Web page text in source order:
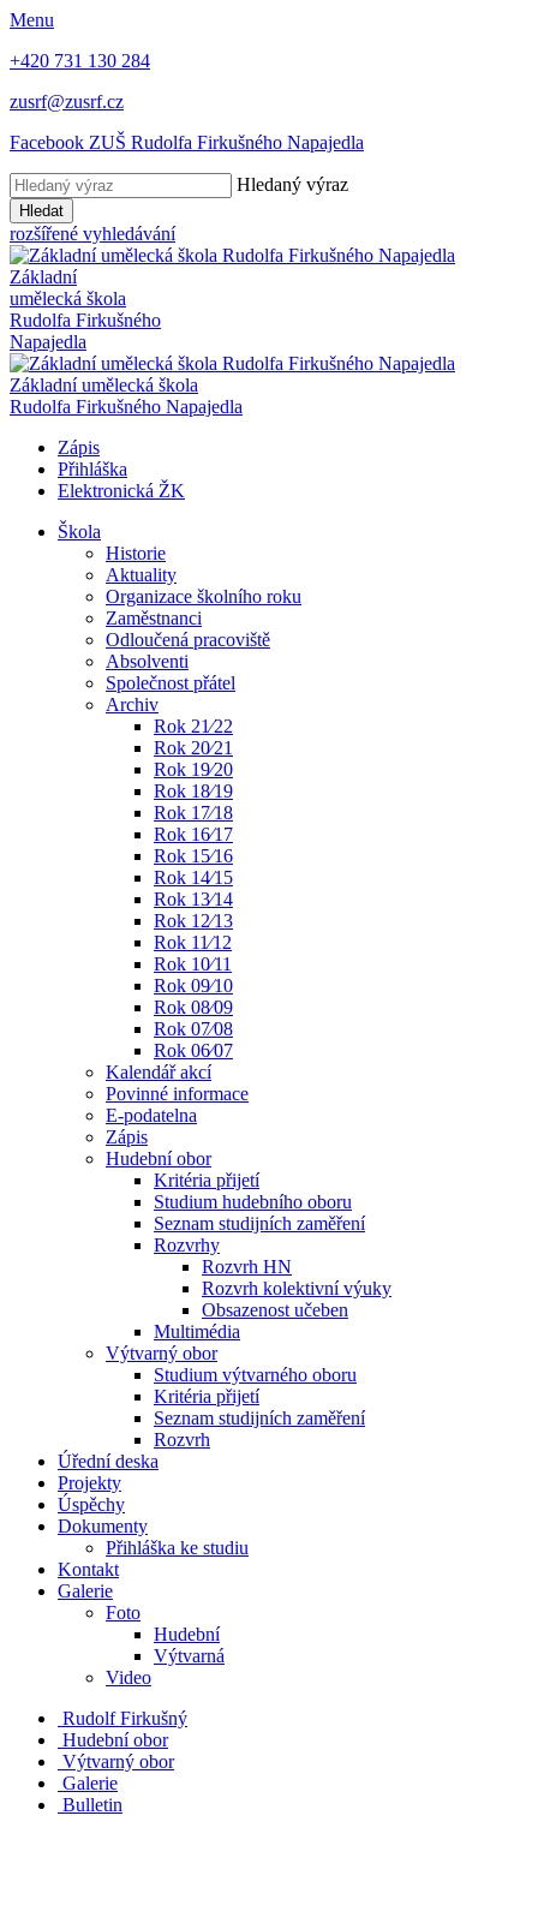
Menu
+420 731 130 284
zusrf@zusrf.cz
Facebook ZUŠ Rudolfa Firkušného Napajedla
Hledaný výraz
Hledat
rozšířené vyhledávání
Základní
umělecká škola
Rudolfa Firkušného
Napajedla
Základní umělecká škola
Rudolfa Firkušného Napajedla
Zápis
Přihláška
Elektronická ŽK
Škola
Historie
Aktuality
Organizace školního roku
Zaměstnanci
Odloučená pracoviště
Absolventi
Společnost přátel
Archiv
Rok 21⁄22
Rok 20⁄21
Rok 19⁄20
Rok 18⁄19
Rok 17⁄18
Rok 16⁄17
Rok 15⁄16
Rok 14⁄15
Rok 13⁄14
Rok 12⁄13
Rok 11⁄12
Rok 10⁄11
Rok 09⁄10
Rok 08⁄09
Rok 07⁄08
Rok 06⁄07
Kalendář akcí
Povinné informace
E-podatelna
Zápis
Hudební obor
Kritéria přijetí
Studium hudebního oboru
Seznam studijních zaměření
Rozvrhy
Rozvrh HN
Rozvrh kolektivní výuky
Obsazenost učeben
Multimédia
Výtvarný obor
Studium výtvarného oboru
Kritéria přijetí
Seznam studijních zaměření
Rozvrh
Úřední deska
Projekty
Úspěchy
Dokumenty
Přihláška ke studiu
Kontakt
Galerie
Foto
Hudební
Výtvarná
Video
Rudolf Firkušný
Hudební obor
Výtvarný obor
Galerie
Bulletin